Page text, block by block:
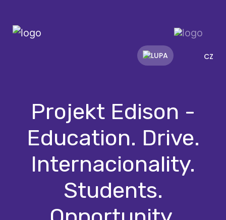
CZ
Projekt Edison -
Education. Drive.
Internacionality.
Students.